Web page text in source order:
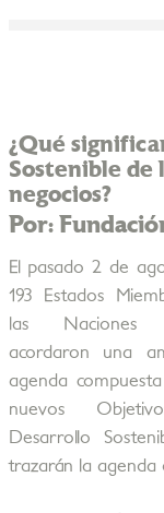
¿Qué
Sostenible de
negocios?
Por:
El pasado 2 de
193 Estados
las Naciones
acordaron una
agenda
nuevos
Desarrollo
trazarán la agenda